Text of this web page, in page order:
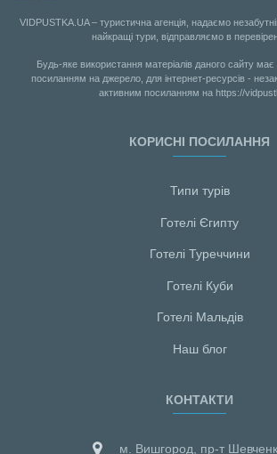
VIDPUSTKA.UA – туристична агенція, надаємо
найкращі тури, відправляємо в
Будь-яке використання матеріалів даного сайту
посиланням на джерело, для інтернет-ресурсів -
активним посиланням на https://
КОРИСНІ ПОСИЛАННЯ
Типи турів
Готелі Єгипту
Готелі Туреччини
Готелі Куби
Готелі Мальдiв
Наш блог
КОНТАКТИ
м. Вишгород, пр-т